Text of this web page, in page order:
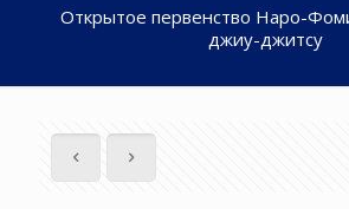
Открытое первенство Наро-
джиу-джитсу